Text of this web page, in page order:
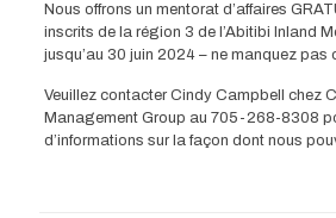
Nous offrons un mentorat d’affaires
inscrits de la région 3 de l’Abitibi Inland
jusqu’au 30 juin 2024 – ne manquez pas
Veuillez contacter Cindy Campbell chez
Management Group au 705-268-8308
d’informations sur la façon dont nous